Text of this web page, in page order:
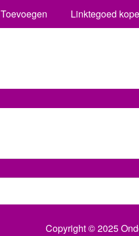
Toevoegen Linktegoed
Copyright © 2025